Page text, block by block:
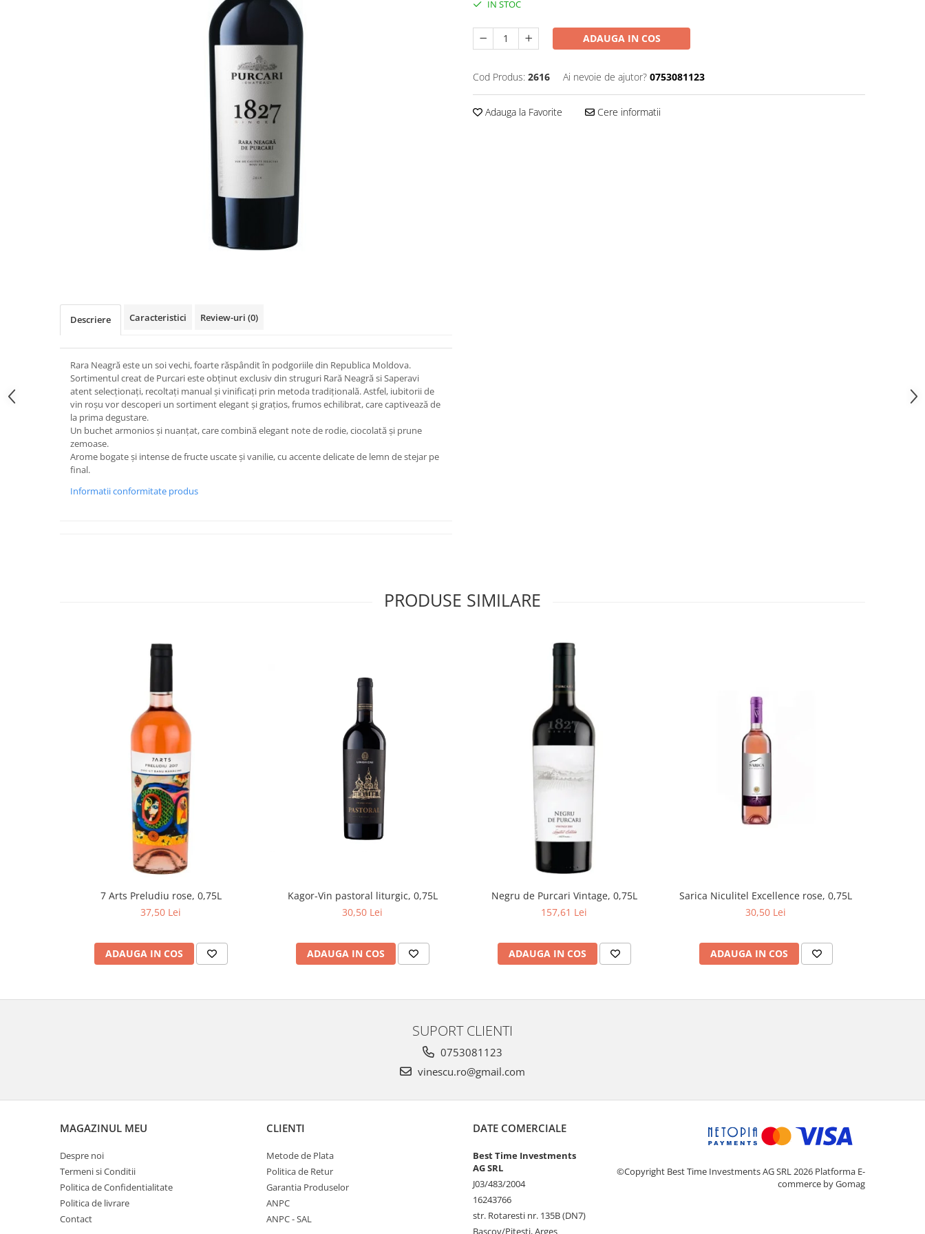
IN STOC
ADAUGA IN COS
Cod Produs: 2616 Ai nevoie de ajutor? 0753081123
Adauga la Favorite Cere informatii
Descriere Caracteristici Review-uri (0)
Rara Neagră este un soi vechi, foarte răspândit în podgoriile din Republica Moldova.
Sortimentul creat de Purcari este obţinut exclusiv din struguri Rară Neagră si Saperavi
atent selecţionaţi, recoltaţi manual şi vinificaţi prin metoda tradiţională. Astfel, iubitorii de
vin roşu vor descoperi un sortiment elegant şi graţios, frumos echilibrat, care captivează de
la prima degustare.
Un buchet armonios şi nuanţat, care combină elegant note de rodie, ciocolată şi prune
zemoase.
Arome bogate şi intense de fructe uscate şi vanilie, cu accente delicate de lemn de stejar pe
final.
Informatii conformitate produs
PRODUSE SIMILARE
7 Arts Preludiu rose, 0,75L
37,50 Lei
ADAUGA IN COS
Kagor-Vin pastoral liturgic, 0,75L
30,50 Lei
ADAUGA IN COS
Negru de Purcari Vintage, 0,75L
157,61 Lei
ADAUGA IN COS
Sarica Niculitel Excellence rose, 0,75L
30,50 Lei
ADAUGA IN COS
SUPORT CLIENTI
0753081123
vinescu.ro@gmail.com
MAGAZINUL MEU
Despre noi
Termeni si Conditii
Politica de Confidentialitate
Politica de livrare
Contact
CLIENTI
Metode de Plata
Politica de Retur
Garantia Produselor
ANPC
ANPC - SAL
DATE COMERCIALE
Best Time Investments
AG SRL
J03/483/2004
16243766
str. Rotaresti nr. 135B (DN7)
Bascov/Pitesti, Arges
©Copyright Best Time Investments AG SRL 2026 Platforma E-
commerce by Gomag